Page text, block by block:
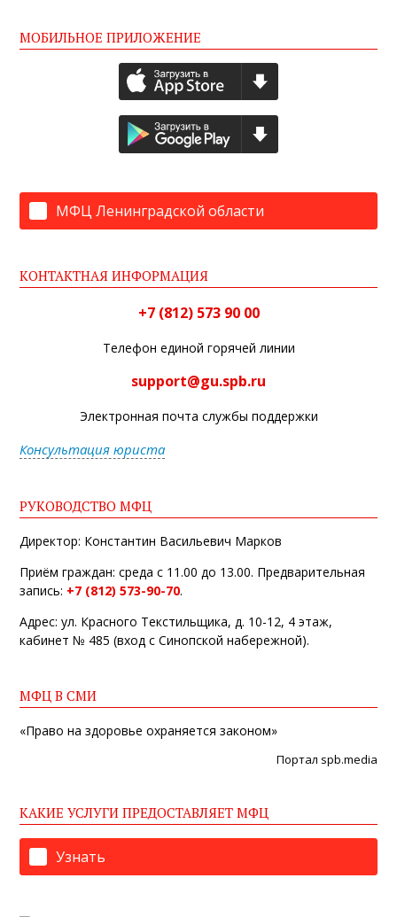
МОБИЛЬНОЕ ПРИЛОЖЕНИЕ
МФЦ Ленинградской области
КОНТАКТНАЯ ИНФОРМАЦИЯ
+7 (812) 573 90 00
Телефон единой горячей линии
support@gu.spb.ru
Электронная почта службы поддержки
Консультация юриста
РУКОВОДСТВО МФЦ
Директор: Константин Васильевич Марков
Приём граждан: среда с 11.00 до 13.00. Предварительная
запись: +7 (812) 573-90-70.
Адрес: ул. Красного Текстильщика, д. 10-12, 4 этаж,
кабинет № 485 (вход с Синопской набережной).
МФЦ В СМИ
«Право на здоровье охраняется законом»
Портал spb.media
КАКИЕ УСЛУГИ ПРЕДОСТАВЛЯЕТ МФЦ
Узнать